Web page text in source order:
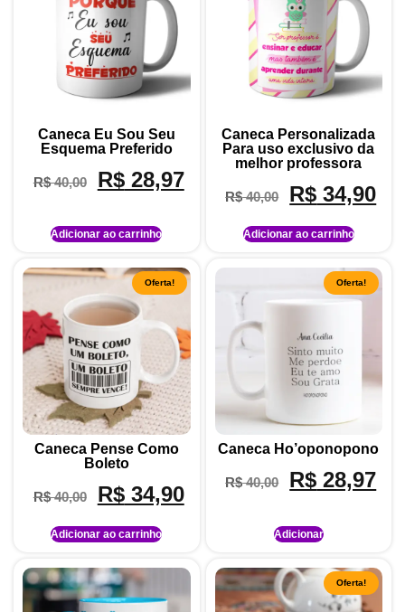
Caneca Eu Sou Seu
Esquema Preferido
R$40,00 R$28,97
Adicionar ao carrinho
Caneca Personalizada
Para uso exclusivo da
melhor professora
R$40,00 R$ 34,90
Adicionar ao carrinho
Oferta!
Caneca Pense Como
Boleto
R$40,00 R$34,90
Adicionar ao carrinho
Oferta!
Caneca Ho’oponopono
R$40,00 R$ 28,97
Adicionar
Oferta!